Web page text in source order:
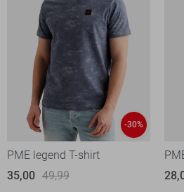
-30%
PME legend T-shirt
35,00 49,99